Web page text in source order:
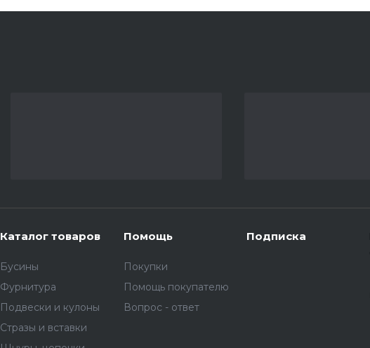
Каталог товаров
Бусины
Фурнитура
Подвески и кулоны
Стразы и вставки
Помощь
Покупки
Помощь покупателю
Вопрос - ответ
Подписка